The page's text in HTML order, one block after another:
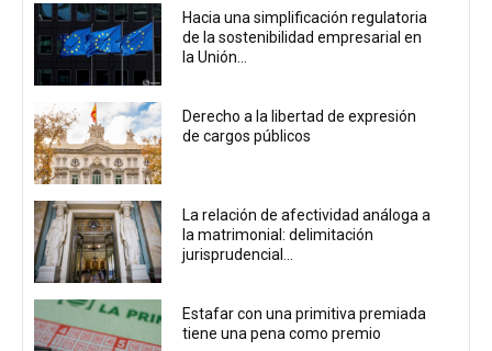
Hacia una simplificación regulatoria
de la sostenibilidad empresarial en
la Unión...
Derecho a la libertad de expresión
de cargos públicos
La relación de afectividad análoga a
la matrimonial: delimitación
jurisprudencial...
Estafar con una primitiva premiada
tiene una pena como premio